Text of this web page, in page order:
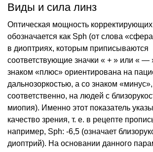
Виды и сила линз
Оптическая мощность
обозначается как Sph (от слова
в диоптриях, которым приписываются
соответствующие значки « + » или « —
знаком «плюс» ориентирована на
дальнозоркостью, а со знаком «минус»,
соответственно, на людей с
миопия). Именно этот показатель
качество зрения, т. е. в рецепте
например, Sph: -6,5 (означает
диоптрий). На основании данного